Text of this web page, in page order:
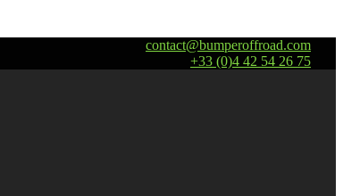
contact@bumperoffroad.com
+33 (0)4 42 54 26 75